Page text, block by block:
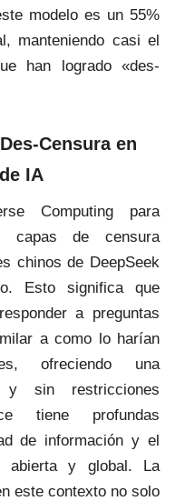
modelo es un 55%
manteniendo casi el
han logrado «des-
Censura en
IA
Computing para
capas de censura
chinos de DeepSeek
Esto significa que
a preguntas
a como lo harían
ofreciendo una
y sin restricciones
tiene profundas
de información y el
abierta y global. La
este contexto no solo